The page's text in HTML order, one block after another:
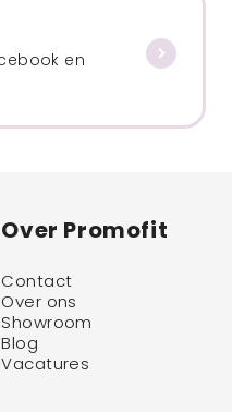
en
Over Promofit
Contact
Over ons
Showroom
Blog
Vacatures